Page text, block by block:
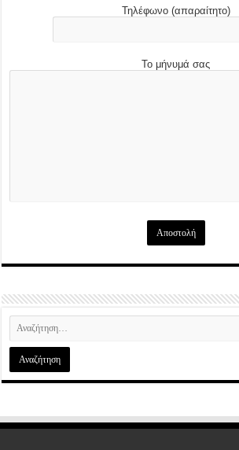
Τηλέφωνο (απαραίτητο)
Το μήνυμά σας